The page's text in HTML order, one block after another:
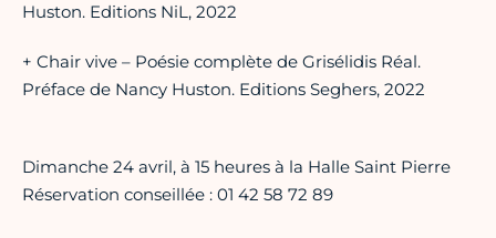
Huston. Editions NiL, 2022
+ Chair vive – Poésie complète de Grisélidis Réal.
Préface de Nancy Huston. Editions Seghers, 2022
Dimanche 24 avril, à 15 heures à la Halle Saint Pierre
Réservation conseillée : 01 42 58 72 89